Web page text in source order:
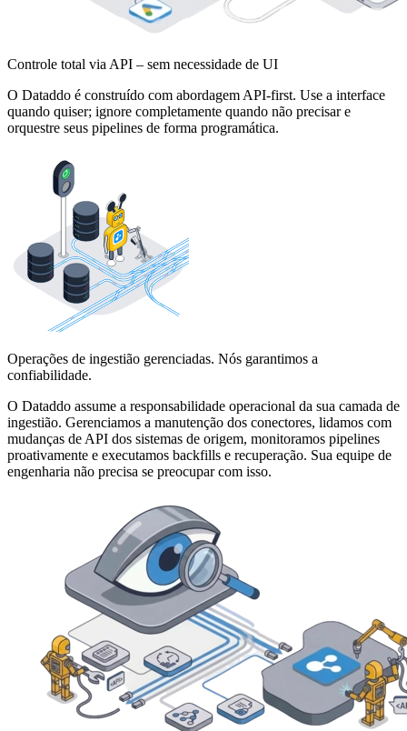
Controle total via API – sem necessidade de UI
O Dataddo é construído com abordagem API-first. Use a interface
quando quiser; ignore completamente quando não precisar e
orquestre seus pipelines de forma programática.
Operações de ingestião gerenciadas. Nós garantimos a
confiabilidade.
O Dataddo assume a responsabilidade operacional da sua camada de
ingestião. Gerenciamos a manutenção dos conectores, lidamos com
mudanças de API dos sistemas de origem, monitoramos pipelines
proativamente e executamos backfills e recuperação. Sua equipe de
engenharia não precisa se preocupar com isso.